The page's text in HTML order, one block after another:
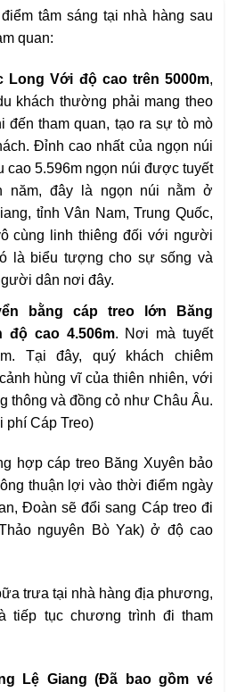
tâm sáng tại nhà hàng sau
quan:
Long Với độ cao trên 5000m,
khách thường phải mang theo
đến tham quan, tạo ra sự tò mò
Đỉnh cao nhất của ngọn núi
cao 5.596m ngọn núi được tuyết
năm, đây là ngọn núi nằm ở
tỉnh Vân Nam, Trung Quốc,
cùng linh thiêng đối với người
là biểu tượng cho sự sống và
dân nơi đây.
bằng cáp treo lớn Băng
độ cao 4.506m. Nơi mà tuyết
Tại đây, quý khách chiêm
hùng vĩ của thiên nhiên, với
thông và đồng cỏ như Châu Âu.
phí Cáp Treo)
hợp cáp treo Băng Xuyên bảo
thuận lợi vào thời điểm ngày
Đoàn sẽ đổi sang Cáp treo đi
nguyên Bò Yak) ở độ cao
trưa tại nhà hàng địa phương,
tiếp tục chương trình đi tham
Lệ Giang (Đã bao gồm vé